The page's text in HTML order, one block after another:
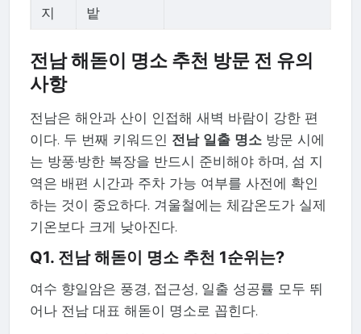
지
밭
전남 해돋이 명소 추천 방문 전 유의
사항
전남은 해안과 산이 인접해 새벽 바람이 강한 편
이다. 두 번째 키워드인 전남 일출 명소방문 시에
는 방풍·방한 복장을 반드시 준비해야 하며, 섬 지
역은 배편 시간과 주차 가능 여부를 사전에 확인
하는 것이 중요하다. 겨울철에는 체감온도가 실제
기온보다 크게 낮아진다.
Q1. 전남 해돋이 명소 추천 1순위는?
여수 향일암은 풍경, 접근성, 일출 성공률 모두 뛰
어나 전남 대표 해돋이 명소로 꼽힌다.